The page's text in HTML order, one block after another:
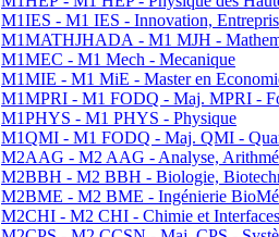
M1IES - M1 IES - Innovation,
M1MATHJHADA - M1 MJH -
M1MEC - M1 Mech - Mecanique
M1MIE - M1 MiE - Master en
M1MPRI - M1 FODQ - Maj. MPRI -
M1PHYS - M1 PHYS - Physique
M1QMI - M1 FODQ - Maj. QMI -
M2AAG - M2 AAG - Analyse,
M2BBH - M2 BBH - Biologie,
M2BME - M2 BME - Ingénierie
M2CHI - M2 CHI - Chimie et Interfaces